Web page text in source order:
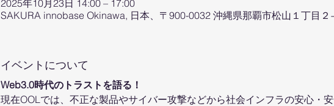
2025年10月23日 14:00 – 17:00
SAKURA innobase Okinawa, 日本、〒900-0032 沖縄県那覇市松山１丁目
イベントについて
Web3.0時代のトラストを語る！
現在OOLでは、不正な製品やサイバー攻撃などから社会インフラの安心・